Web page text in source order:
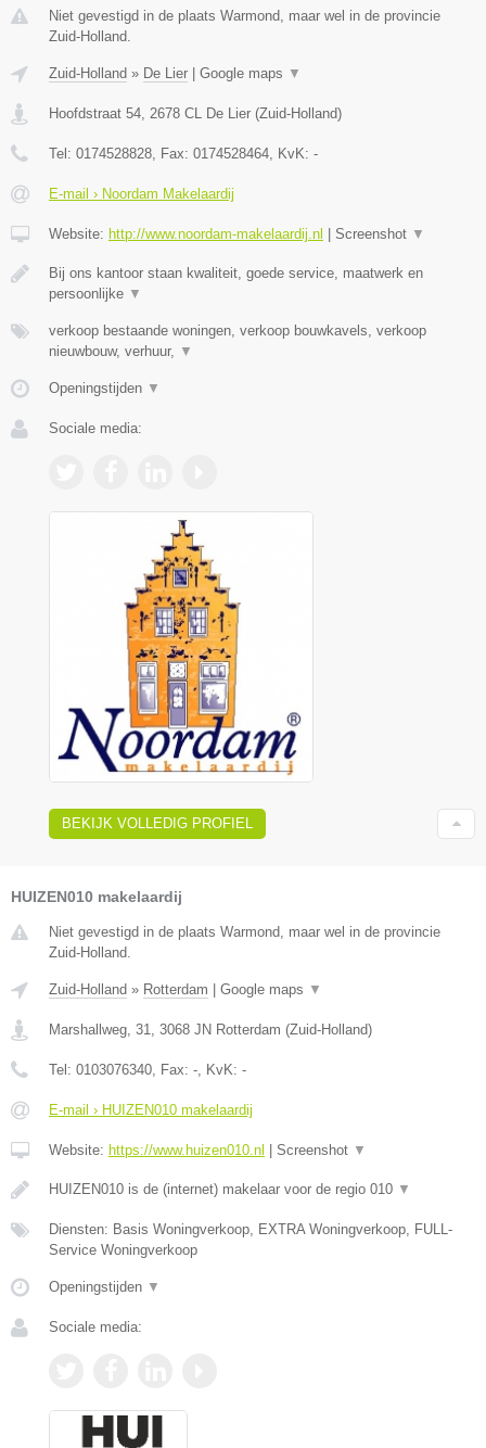
Niet gevestigd in de plaats Warmond, maar wel in de provincie
Zuid-Holland.
Zuid-Holland » De Lier Google maps ▼
Hoofdstraat 54, 2678 CL De Lier (Zuid-Holland)
Tel: 0174528828, Fax: 0174528464, KvK: -
E-mail › Noordam Makelaardij
Website: http://www.noordam-makelaardij.nl Screenshot ▼
Bij ons kantoor staan kwaliteit, goede service, maatwerk en
persoonlijke ▼
verkoop bestaande woningen, verkoop bouwkavels, verkoop
nieuwbouw, verhuur, ▼
Openingstijden ▼
Sociale media:
BEKIJK VOLLEDIG PROFIEL
HUIZEN010 makelaardij
Niet gevestigd in de plaats Warmond, maar wel in de provincie
Zuid-Holland.
Zuid-Holland » Rotterdam Google maps ▼
Marshallweg, 31, 3068 JN Rotterdam (Zuid-Holland)
Tel: 0103076340, Fax: -, KvK: -
E-mail › HUIZEN010 makelaardij
Website: https://www.huizen010.nl Screenshot ▼
HUIZEN010 is de (internet) makelaar voor de regio 010 ▼
Diensten: Basis Woningverkoop, EXTRA Woningverkoop, FULL-
Service Woningverkoop
Openingstijden ▼
Sociale media: